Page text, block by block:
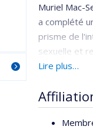
Muriel Mac-
a complété
prisme de
sexuelle et
a réalisé sa
pratique
sur les
santé
Lire plus…